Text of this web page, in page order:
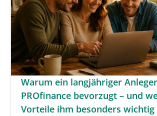
Warum ein langjähriger Anleger
PROfinance bevorzugt – und
Vorteile ihm besonders wichtig